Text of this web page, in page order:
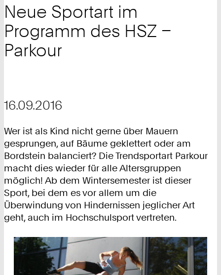
Neue Sportart im
Programm des HSZ –
Parkour
16.09.2016
Wer ist als Kind nicht gerne über Mauern
gesprungen, auf Bäume geklettert oder am
Bordstein balanciert? Die Trendsportart Parkour
macht dies wieder für alle Altersgruppen
möglich! Ab dem Wintersemester ist dieser
Sport, bei dem es vor allem um die
Überwindung von Hindernissen jeglicher Art
geht, auch im Hochschulsport vertreten.